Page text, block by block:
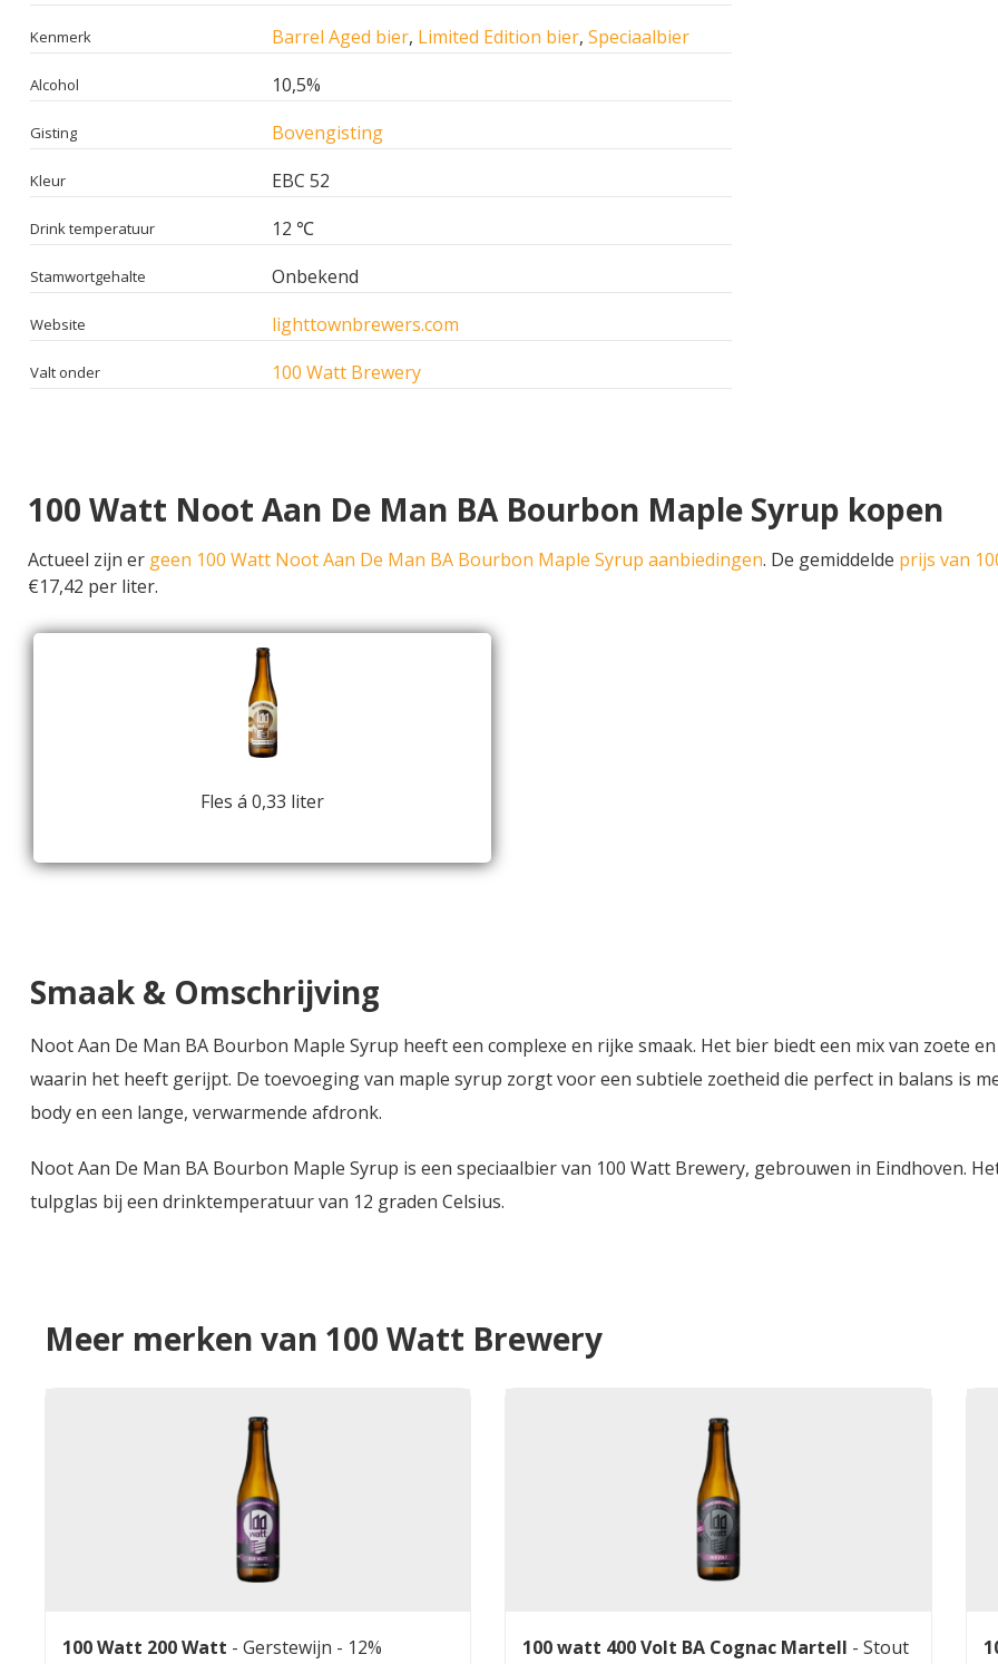
Kenmerk Barrel Aged bier, Limited Edition bier, Speciaalbier
Alcohol 10,5%
Gisting Bovengisting
Kleur EBC 52
Drink temperatuur 12 ℃
Stamwortgehalte Onbekend
Website lighttownbrewers.com
Valt onder 100 Watt Brewery
100 Watt Noot Aan De Man BA Bourbon Maple Syrup kopen
Actueel zijn er geen 100 Watt Noot Aan De Man BA Bourbon Maple Syrup aanbiedingen. De gemiddelde prijs van
€17,42 per liter.
Fles á 0,33 liter
Smaak & Omschrijving
Noot Aan De Man BA Bourbon Maple Syrup heeft een complexe en rijke smaak. Het bier biedt een mix van zoete
waarin het heeft gerijpt. De toevoeging van maple syrup zorgt voor een subtiele zoetheid die perfect in balans is
body en een lange, verwarmende afdronk.
Noot Aan De Man BA Bourbon Maple Syrup is een speciaalbier van 100 Watt Brewery, gebrouwen in Eindhoven.
tulpglas bij een drinktemperatuur van 12 graden Celsius.
Meer merken van 100 Watt Brewery
100 Watt 200 Watt - Gerstewijn - 12%
100 watt 400 Volt BA Cognac Martell -Stout